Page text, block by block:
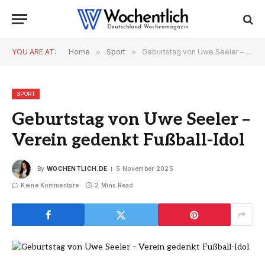
YOU ARE AT: Home » Sport » Geburtstag von Uwe Seeler – Verein gedenkt Fußball-Idol
SPORT
Geburtstag von Uwe Seeler –
Verein gedenkt Fußball-Idol
By WOCHENTLICH.DE 5 November 2025
Keine Kommentare 2 Mins Read